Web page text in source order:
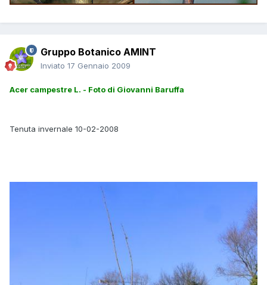
Gruppo Botanico AMINT
Inviato 17 Gennaio 2009
Acer campestre L. - Foto di Giovanni Baruffa
Tenuta invernale 10-02-2008